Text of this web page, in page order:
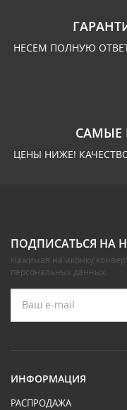
НЕСЕМ ПОЛНУЮ
САМЫЕ
ЦЕНЫ НИЖЕ!
ПОДПИСАТЬСЯ НА
Нажимая на иконку
персональных данных.
ИНФОРМАЦИЯ
РАСПРОДАЖА